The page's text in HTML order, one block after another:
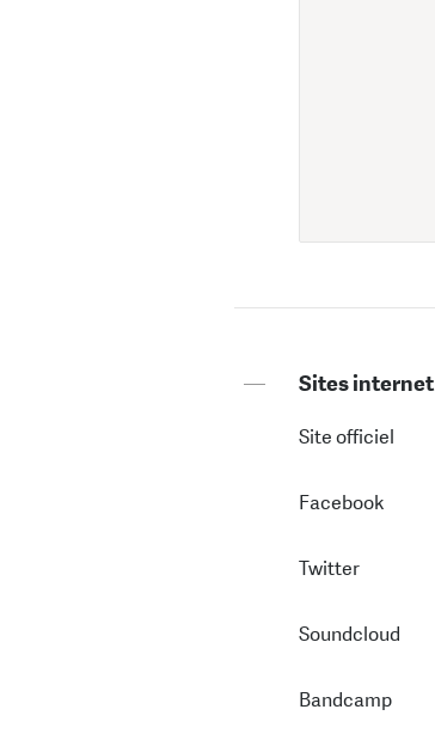
— Sites internet
Site officiel
Facebook
Twitter
Soundcloud
Bandcamp